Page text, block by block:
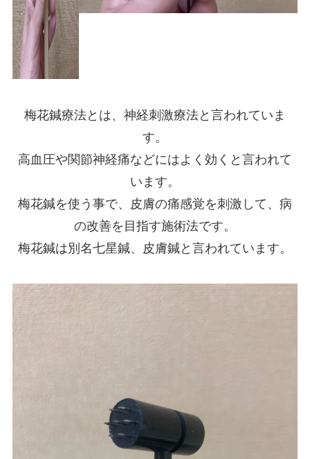
梅花鍼療法とは、神経刺激療法と言われていま
す。
高血圧や関節神経痛などにはよく効くと言われて
います。
梅花鍼を使う事で、皮膚の痛感覚を刺激して、病
の改善を目指す施術法です。
梅花鍼は別名七星鍼、皮膚鍼と言われています。